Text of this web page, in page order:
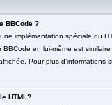
BBCode ?
implémentation spéciale du
BBCode en lui-même est
Pour plus d'informations
HTML?